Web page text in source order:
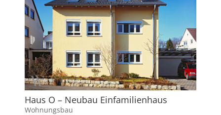
Haus O – Neubau Einfamilienhaus
Wohnungsbau